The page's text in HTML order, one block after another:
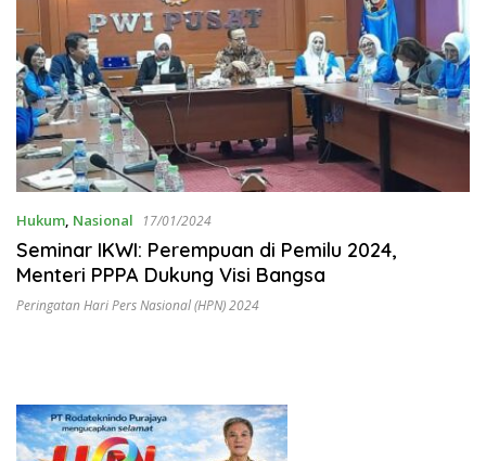
Hukum, Nasional 17/01/2024
Seminar IKWI: Perempuan di Pemilu 2024,
Menteri PPPA Dukung Visi Bangsa
Peringatan Hari Pers Nasional (HPN) 2024